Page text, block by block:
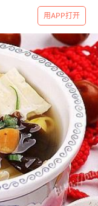
用APP打开